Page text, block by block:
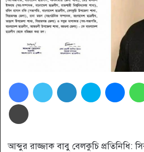
Facebook
Twitter LinkedInSkype
প্রিন্ট
আব্দুর রাজ্জাক বাবু বেলকুচি প্রতিনিধি: